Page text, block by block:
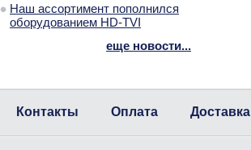
Наш ассортимент пополнился
оборудованием HD-TVI
еще новости...
Контакты Оплата Доставка